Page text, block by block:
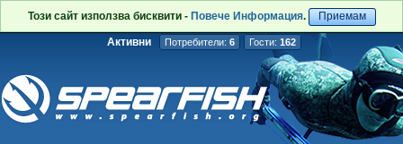
Този сайт използва бисквити - Повече Информация. Приемам
Активни Потребители: 6 Гости: 162